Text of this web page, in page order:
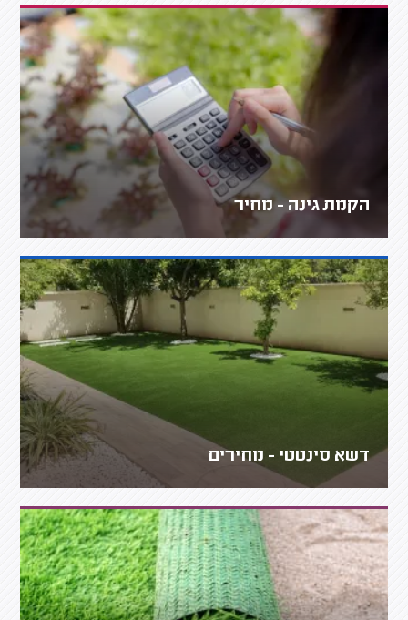
הקמת גינה - מחיר
דשא סינטטי - מחירים